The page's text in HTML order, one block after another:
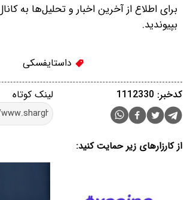
برای اطلاع از آخرین اخبار و تحلیل‌ها به
بپیوندید.
داستایفسکی
لینک کوتاه کدخبر: 1112330
از کارزارهای زیر حمایت کنید: